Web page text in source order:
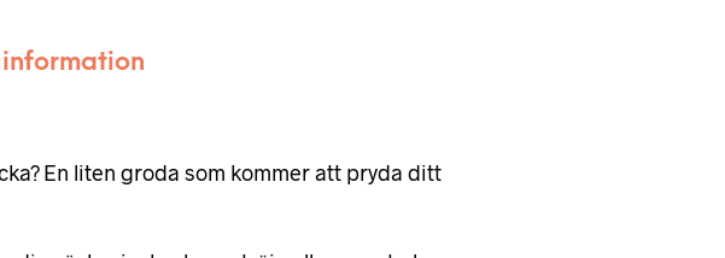
En liten groda som kommer att pryda ditt